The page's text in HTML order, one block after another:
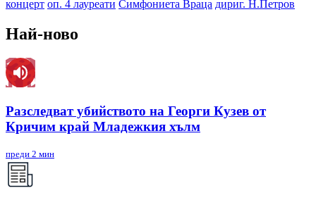
концерт оп. 4 лауреати Симфониета Враца дириг. Н.Петров
Най-ново
Разследват убийството на Георги Кузев от
Кричим край Младежкия хълм
преди 2 мин